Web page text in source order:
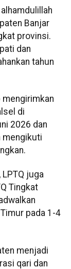
Banjar
provinsi.
dan
tahun
mengirimkan
di
2026 dan
mengikuti
juga
Tingkat
pada 1-4
menjadi
qari dan